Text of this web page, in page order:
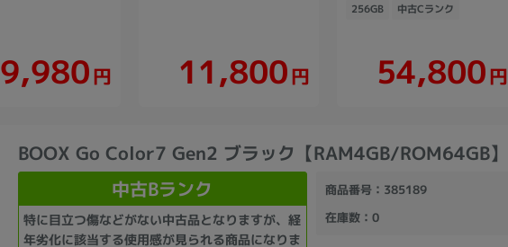
9,980円 11,800円
256GB 中古Cランク
54,800円
BOOX Go Color7 Gen2 ブラック【RAM4GB/ROM64GB】
中古Bランク
特に目立つ傷などがない中古品となりますが、経
年劣化に該当する使用感が見られる商品になりま
商品番号：385189
在庫数：0